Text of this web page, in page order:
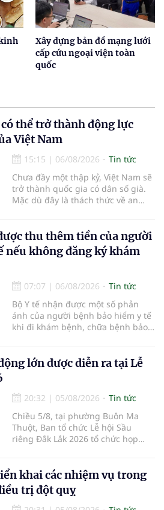
Xây dựng bản đồ mạng lưới
cấp cứu ngoại viện toàn
quốc
thể trở thành động lực
Việt Nam
15:15 | 06/08/2026
Tin tức
Chưa đầy một thập kỷ, Việt Nam sẽ
trở thành quốc gia có dân số già.
Mặc dù đây là thách thức về an
có giá trị hàng tỷ USD.
thu thêm tiền của người
nếu không đăng ký khám
07:07 | 06/08/2026
Tin tức
Bộ Y tế nhận được một số phản
ánh của người bệnh bảo hiểm y tế
khi đi khám bệnh, chữa bệnh bảo
bệnh, chữa bệnh theo yêu cầu
nhưng vẫn phải nộp thêm các chi
phần cùng chi trả.
lớn được diễn ra tại Lễ
20:32 | 05/08/2026
Tin tức
Chiều 5/8, tại phường Buôn Ma
Thuột, Ban tổ chức Lễ hội Sầu
riêng Đắk Lắk 2026 tổ chức họp
hội Sầu riêng Đắk Lắk năm 2026 có
chủ đề “Sầu riêng Đắk Lắk – Kết nối
vươn xa”, được tổ chức từ ngày
15/8/2026 đến ngày 02/9/2026 tại
khai các nhiệm vụ trong
trị đột quỵ